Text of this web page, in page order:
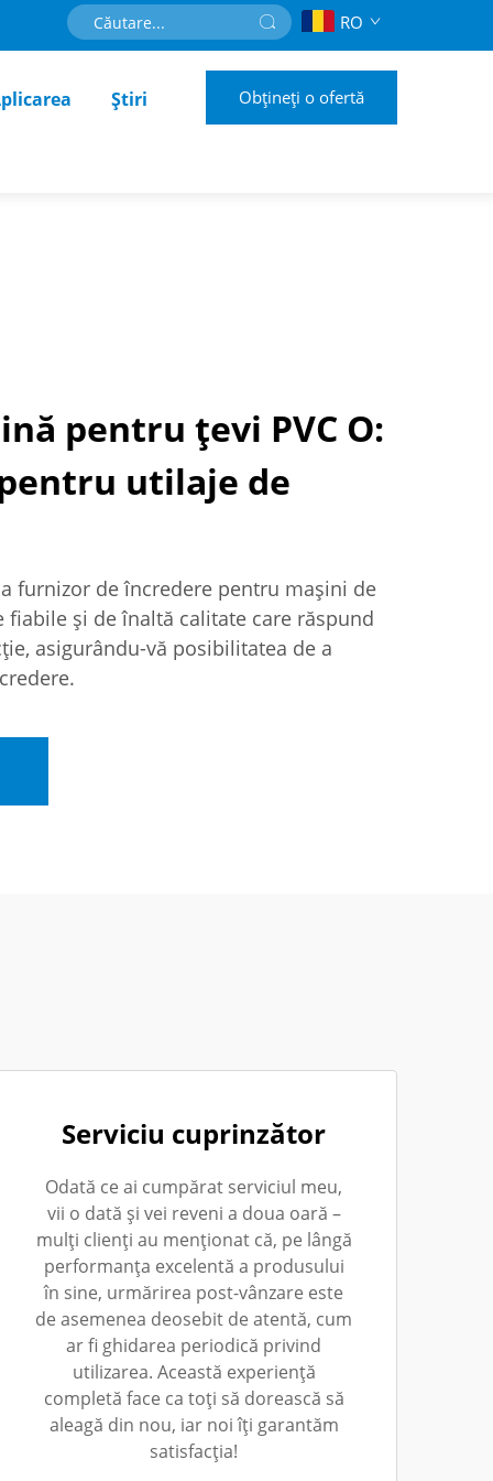
RO
Știri Obțineți o ofertă
pentru țevi PVC O:
utilaje de
furnizor de încredere pentru mașini de
fiabile și de înaltă calitate care răspund
asigurându-vă posibilitatea de a
Serviciu cuprinzător
Odată ce ai cumpărat serviciul meu,
vii o dată și vei reveni a doua oară –
mulți clienți au menționat că, pe lângă
performanța excelentă a produsului
în sine, urmărirea post-vânzare este
de asemenea deosebit de atentă, cum
ar fi ghidarea periodică privind
utilizarea. Această experiență
completă face ca toți să dorească să
aleagă din nou, iar noi îți garantăm
satisfacția!